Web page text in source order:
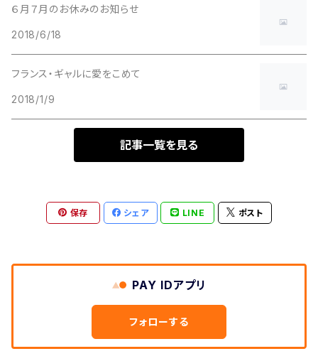
６月７月のお休みのお知らせ
2018/6/18
フランス・ギャルに愛をこめて
2018/1/9
記事一覧を見る
保存 シェア LINE ポスト
PAY IDアプリ
フォローする